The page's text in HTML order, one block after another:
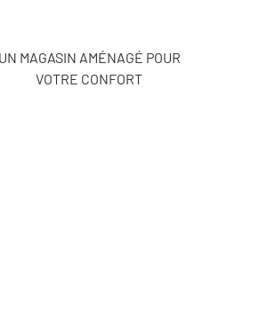
UN MAGASIN AMÉNAGÉ POUR
VOTRE CONFORT